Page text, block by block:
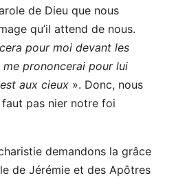
de Dieu que nous
qu’il attend de nous.
pour moi devant les
me prononcerai pour lui
aux cieux ». Donc, nous
pas nier notre foi
demandons la grâce
de Jérémie et des Apôtres